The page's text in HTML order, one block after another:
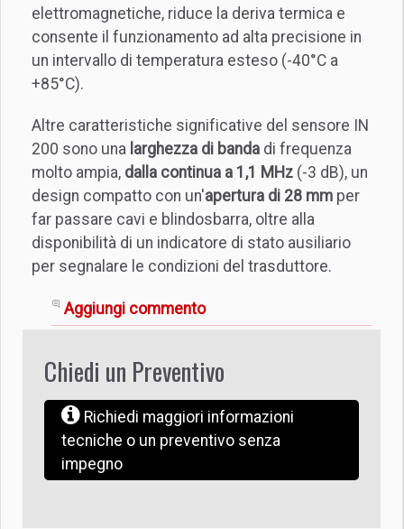
elettromagnetiche, riduce la deriva termica e
consente il funzionamento ad alta precisione in
un intervallo di temperatura esteso (-40°C a
+85°C).
Altre caratteristiche significative del sensore IN
200 sono una larghezza di banda di frequenza
molto ampia, dalla continua a 1,1 MHz (-3 dB), un
design compatto con un'apertura di 28 mm per
far passare cavi e blindosbarra, oltre alla
disponibilità di un indicatore di stato ausiliario
per segnalare le condizioni del trasduttore.
Aggiungi commento
Chiedi un Preventivo
Richiedi maggiori informazioni
tecniche o un preventivo senza
impegno